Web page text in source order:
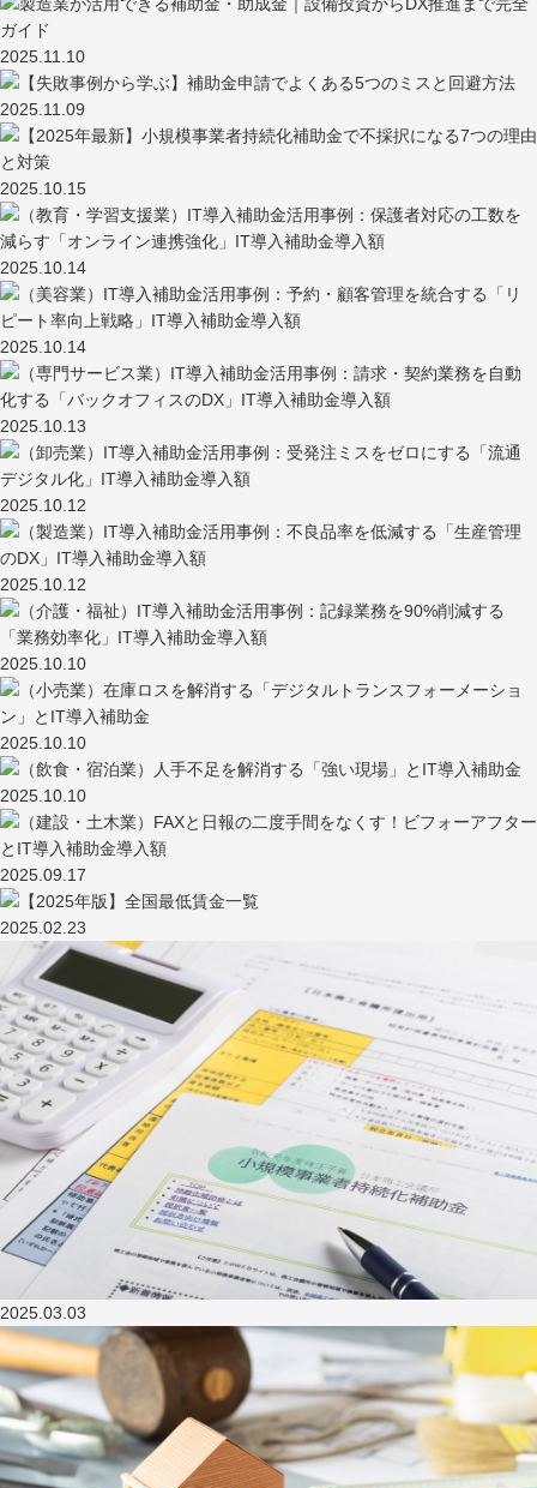
2025.11.10
2025.11.09
2025.10.15
2025.10.14
2025.10.14
2025.10.13
2025.10.12
2025.10.12
2025.10.10
2025.10.10
2025.10.10
2025.09.17
2025.02.23
2025.03.03